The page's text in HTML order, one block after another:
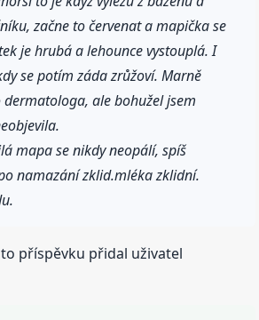
začne to červenat a mapička se
je hrubá a lehounce vystouplá. I
se potím záda zrůžoví. Marně
ale bohužel jsem
mapa se nikdy neopálí, spíš
namazání zklid.mléka zklidní.
příspěvku přidal uživatel